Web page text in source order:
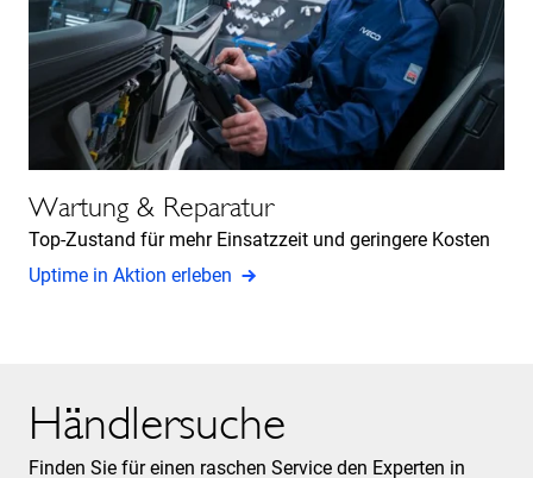
Wartung & Reparatur
Top-Zustand für mehr Einsatzzeit und geringere Kosten
Uptime in Aktion erleben
Händlersuche
Finden Sie für einen raschen Service den Experten in